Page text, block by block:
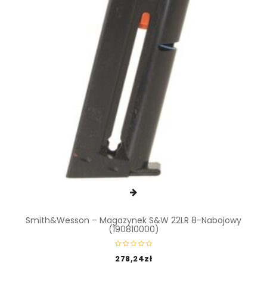
Smith&Wesson – Magazynek S&W 22LR 8-Nabojowy
(190810000)
278,24zł